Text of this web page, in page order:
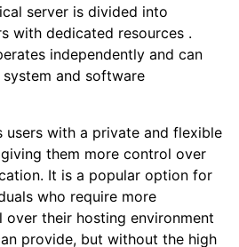
server is divided into
with dedicated resources .
independently and can
and software
users with a private and flexible
them more control over
It is a popular option for
who require more
over their hosting environment
provide, but without the high